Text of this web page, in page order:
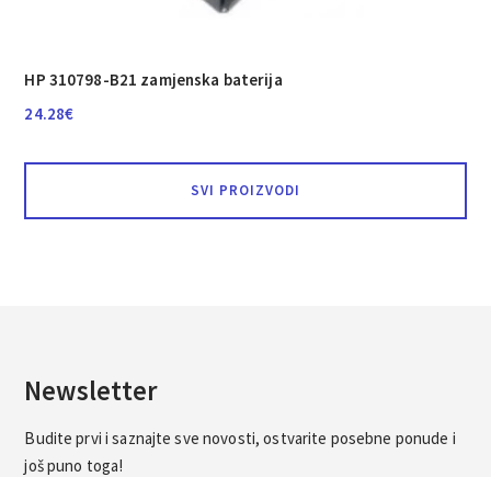
HP 310798-B21 zamjenska baterija
24.28€
SVI PROIZVODI
Newsletter
Budite prvi i saznajte sve novosti, ostvarite posebne ponude i
još puno toga!